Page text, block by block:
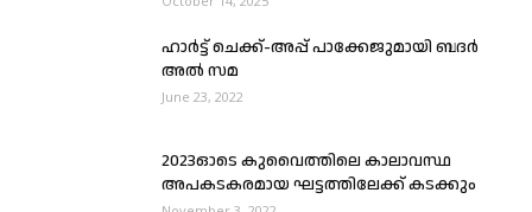
ഹാർട്ട് ചെക്ക്-അപ്പ് പാക്കേജുമായി ബദർ
അൽ സമ
June 23, 2022
2023ഓടെ കുവൈത്തിലെ കാലാവസ്ഥ
അപകടകരമായ ഘട്ടത്തിലേക്ക് കടക്കും